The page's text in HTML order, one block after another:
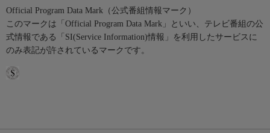
Official Program Data Mark（公式番組情報マーク）
このマークは「Official Program Data Mark」といい、テレビ番組の公
式情報である「SI(Service Information)情報」を利用したサービスに
のみ表記が許されているマークです。